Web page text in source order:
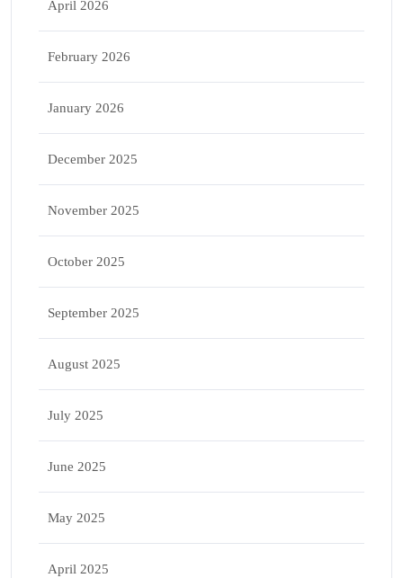
April 2026
February 2026
January 2026
December 2025
November 2025
October 2025
September 2025
August 2025
July 2025
June 2025
May 2025
April 2025